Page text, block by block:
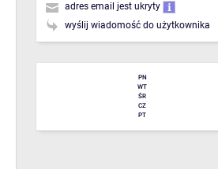
adres email jest ukryty
wyślij wiadomość do użytkownika
PN
WT
ŚR
CZ
PT